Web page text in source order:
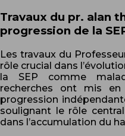
Travaux du pr. alan
progression de la
Les travaux du
rôle crucial dans
la SEP comme
recherches ont mis en
progression
soulignant le rôle
dans l’accumulation du